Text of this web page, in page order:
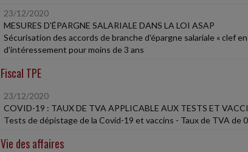
23/12/2020
MESURES D'ÉPARGNE SALARIALE DANS LA LOI ASAP
Sécurisation des accords de branche d'épargne salariale « clef
d'intéressement pour moins de 3 ans
Fiscal TPE
23/12/2020
COVID-19 : TAUX DE TVA APPLICABLE AUX TESTS ET
Tests de dépistage de la Covid-19 et vaccins - Taux de TVA de
Vie des affaires